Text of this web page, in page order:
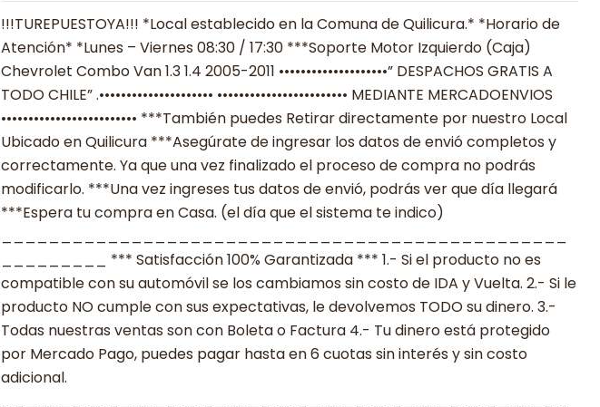
!!!TUREPUESTOYA!!! *Local establecido en la Comuna de Quilicura.* *Horario de
Atención* *Lunes – Viernes 08:30 / 17:30 ***Soporte Motor Izquierdo (Caja)
Chevrolet Combo Van 1.3 1.4 2005-2011 ••••••••••••••••••••” DESPACHOS GRATIS A
TODO CHILE” .••••••••••••••••••••• •••••••••••••••••••••••• MEDIANTE MERCADOENVIOS
••••••••••••••••••••••••• ***También puedes Retirar directamente por nuestro Local
Ubicado en Quilicura ***Asegúrate de ingresar los datos de envió completos y
correctamente. Ya que una vez finalizado el proceso de compra no podrás
modificarlo. ***Una vez ingreses tus datos de envió, podrás ver que día llegará
***Espera tu compra en Casa. (el día que el sistema te indico)
_________ *** Satisfacción 100% Garantizada *** 1.- Si el producto no es
compatible con su automóvil se los cambiamos sin costo de IDA y Vuelta. 2.- Si le
producto NO cumple con sus expectativas, le devolvemos TODO su dinero. 3.-
Todas nuestras ventas son con Boleta o Factura 4.- Tu dinero está protegido
por Mercado Pago, puedes pagar hasta en 6 cuotas sin interés y sin costo
adicional.